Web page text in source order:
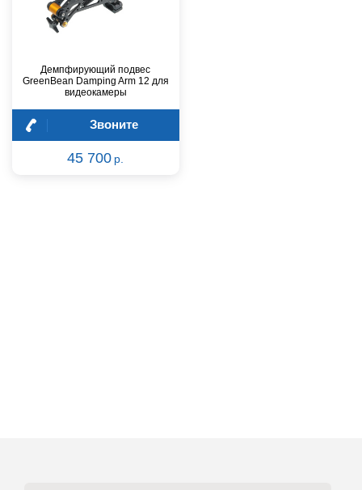
Демпфирующий подвес
GreenBean Damping Arm 12 для
видеокамеры
Звоните
45 700 р.